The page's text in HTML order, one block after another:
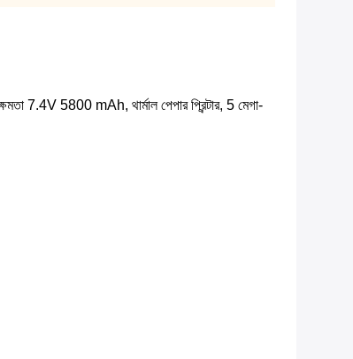
ক্ষমতা 7.4V 5800 mAh, থার্মাল পেপার প্রিন্টার, 5 মেগা-